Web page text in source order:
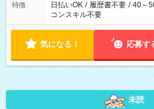
特徴 日払いOK / 履歴書不要 / 40～
コンスキル不要
気になる！ 応募す
未読